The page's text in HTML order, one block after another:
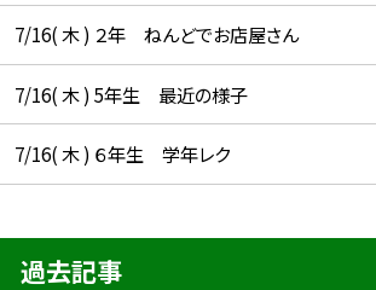
7/16( 木 ) ２年 ねんどでお店屋さん
7/16( 木 ) 5年生 最近の様子
7/16( 木 ) ６年生 学年レク
過去記事